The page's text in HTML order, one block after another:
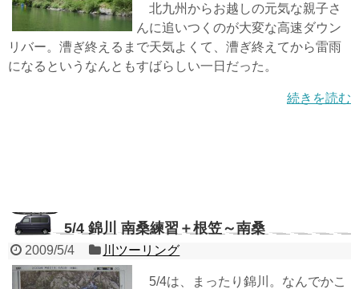
北九州からお越しの元気な親子さ
んに追いつくのが大変な高速ダウン
リバー。漕ぎ終えるまで天気よくて、漕ぎ終えてから雷雨
になるというなんともすばらしい一日だった。
続きを読む
5/4 錦川 南桑練習＋根笠～南桑
2009/5/4 川ツーリング
5/4は、まったり錦川。なんでかこ